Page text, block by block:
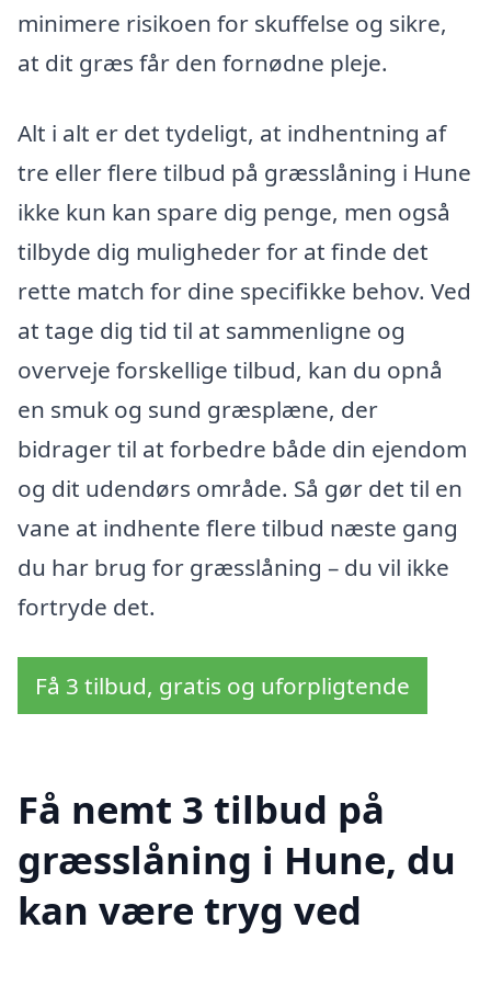
minimere risikoen for skuffelse og sikre,
at dit græs får den fornødne pleje.
Alt i alt er det tydeligt, at indhentning af
tre eller flere tilbud på græsslåning i Hune
ikke kun kan spare dig penge, men også
tilbyde dig muligheder for at finde det
rette match for dine specifikke behov. Ved
at tage dig tid til at sammenligne og
overveje forskellige tilbud, kan du opnå
en smuk og sund græsplæne, der
bidrager til at forbedre både din ejendom
og dit udendørs område. Så gør det til en
vane at indhente flere tilbud næste gang
du har brug for græsslåning – du vil ikke
fortryde det.
Få 3 tilbud, gratis og uforpligtende
Få nemt 3 tilbud på
græsslåning i Hune, du
kan være tryg ved